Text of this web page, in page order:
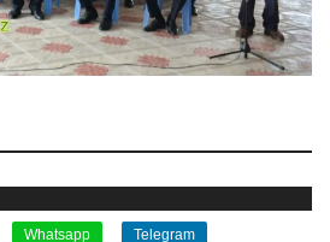
Whatsapp Telegram